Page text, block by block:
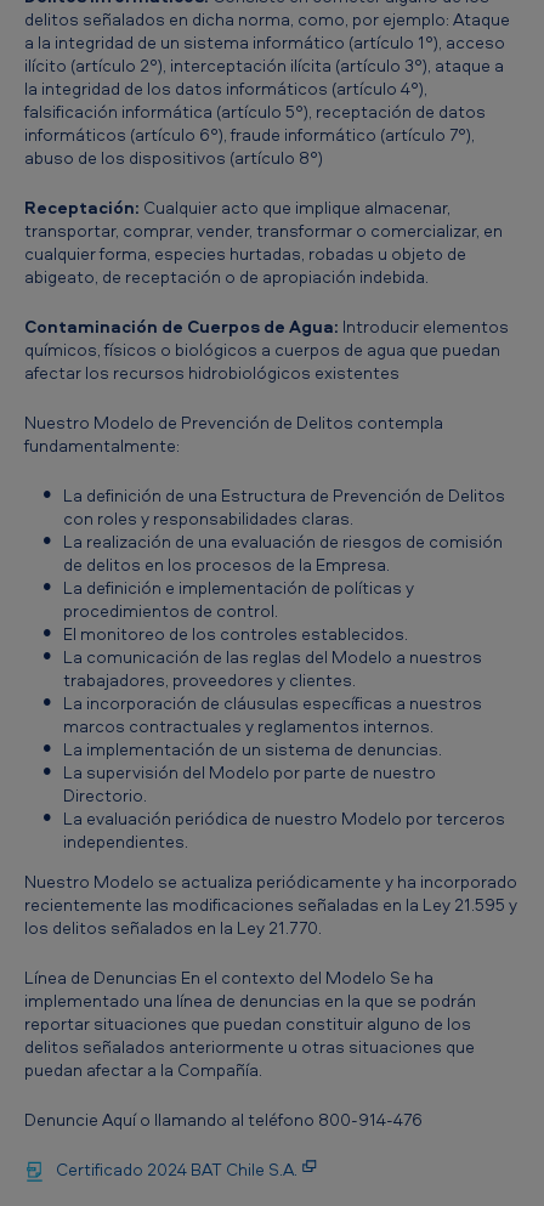
delitos señalados en dicha norma, como, por ejemplo: Ataque
a la integridad de un sistema informático (artículo 1°), acceso
ilícito (artículo 2°), interceptación ilícita (artículo 3°), ataque a
la integridad de los datos informáticos (artículo 4°),
falsificación informática (artículo 5°), receptación de datos
informáticos (artículo 6°), fraude informático (artículo 7°),
abuso de los dispositivos (artículo 8°)
Receptación: Cualquier acto que implique almacenar,
transportar, comprar, vender, transformar o comercializar, en
cualquier forma, especies hurtadas, robadas u objeto de
abigeato, de receptación o de apropiación indebida.
Contaminación de Cuerpos de Agua: Introducir elementos
químicos, físicos o biológicos a cuerpos de agua que puedan
afectar los recursos hidrobiológicos existentes
Nuestro Modelo de Prevención de Delitos contempla
fundamentalmente:
La definición de una Estructura de Prevención de Delitos
con roles y responsabilidades claras.
La realización de una evaluación de riesgos de comisión
de delitos en los procesos de la Empresa.
La definición e implementación de políticas y
procedimientos de control.
El monitoreo de los controles establecidos.
La comunicación de las reglas del Modelo a nuestros
trabajadores, proveedores y clientes.
La incorporación de cláusulas específicas a nuestros
marcos contractuales y reglamentos internos.
La implementación de un sistema de denuncias.
La supervisión del Modelo por parte de nuestro
Directorio.
La evaluación periódica de nuestro Modelo por terceros
independientes.
Nuestro Modelo se actualiza periódicamente y ha incorporado
recientemente las modificaciones señaladas en la Ley 21.595 y
los delitos señalados en la Ley 21.770.
Línea de Denuncias En el contexto del Modelo Se ha
implementado una línea de denuncias en la que se podrán
reportar situaciones que puedan constituir alguno de los
delitos señalados anteriormente u otras situaciones que
puedan afectar a la Compañía.
Denuncie Aquí o llamando al teléfono 800-914-476
Certificado 2024 BAT Chile S.A.